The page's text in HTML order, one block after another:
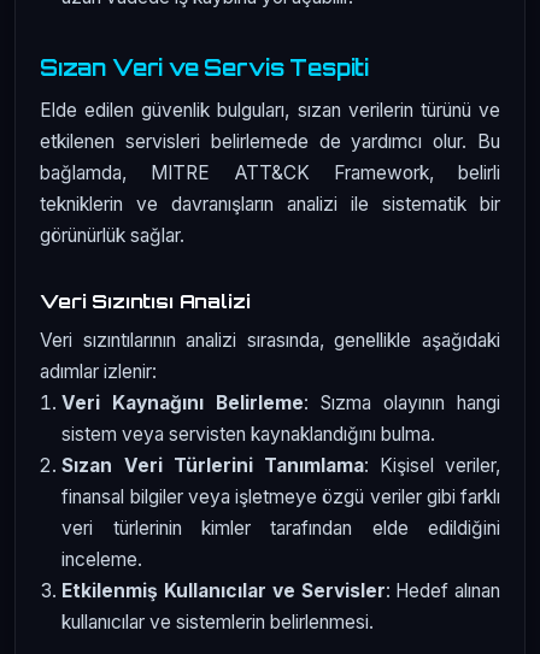
Sızan Veri ve Servis Tespiti
Elde edilen güvenlik bulguları, sızan verilerin türünü ve
etkilenen servisleri belirlemede de yardımcı olur. Bu
bağlamda, MITRE ATT&CK Framework, belirli
tekniklerin ve davranışların analizi ile sistematik bir
görünürlük sağlar.
Veri Sızıntısı Analizi
Veri sızıntılarının analizi sırasında, genellikle aşağıdaki
adımlar izlenir:
Veri Kaynağını Belirleme: Sızma olayının hangi
sistem veya servisten kaynaklandığını bulma.
Sızan Veri Türlerini Tanımlama: Kişisel veriler,
finansal bilgiler veya işletmeye özgü veriler gibi farklı
veri türlerinin kimler tarafından elde edildiğini
inceleme.
Etkilenmiş Kullanıcılar ve Servisler: Hedef alınan
kullanıcılar ve sistemlerin belirlenmesi.